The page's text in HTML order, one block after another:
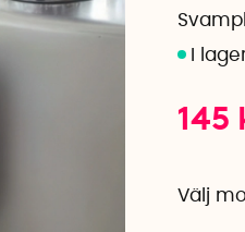
145
Välj